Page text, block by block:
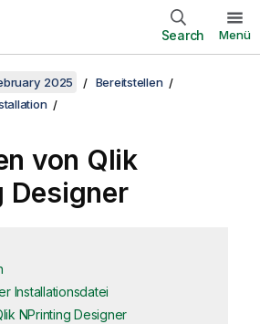
Search Menü
2025
Bereitstellen
von Qlik
Designer
Installationsdatei
NPrinting Designer